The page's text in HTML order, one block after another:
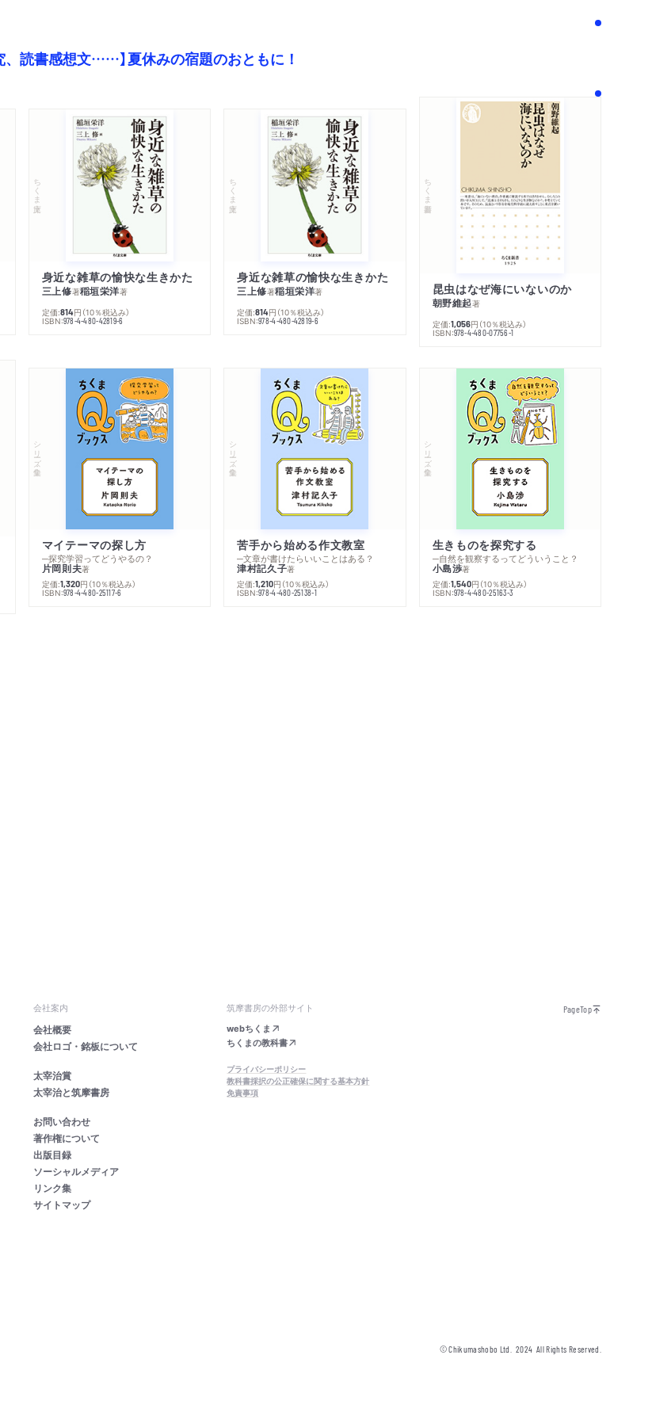
、読書感想文……】夏休みの宿題のおともに！
ちくま文庫
身近な雑草の愉快な生きかた
三上修著稲垣栄洋著
定価:814円 （10％税込み）
ISBN:978-4-480-42819-6
ちくま文庫
身近な雑草の愉快な生きかた
三上修著稲垣栄洋著
定価:814円 （10％税込み）
ISBN:978-4-480-42819-6
ちくま新書
昆虫はなぜ海にいないのか
朝野維起著
定価:1,056円 （10％税込み）
ISBN:978-4-480-07756-1
シリーズ・全集
マイテーマの探し方
─探究学習ってどうやるの？
片岡則夫著
定価:1,320円 （10％税込み）
ISBN:978-4-480-25117-6
シリーズ・全集
苦手から始める作文教室
─文章が書けたらいいことはある？
津村記久子著
定価:1,210円 （10％税込み）
ISBN:978-4-480-25138-1
シリーズ・全集
生きものを探究する
─自然を観察するってどういうこと？
小島渉著
定価:1,540円 （10％税込み）
ISBN:978-4-480-25163-3
会社案内
会社概要
会社ロゴ・銘板について
太宰治賞
太宰治と筑摩書房
お問い合わせ
著作権について
出版目録
ソーシャルメディア
リンク集
サイトマップ
筑摩書房の外部サイト
webちくま
ちくまの教科書
プライバシーポリシー
教科書採択の公正確保に関する基本方針
免責事項
PageTop
© Chikumashobo Ltd. 2024 All Rights Reserved.